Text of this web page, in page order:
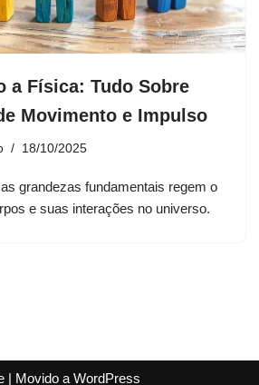
a Física: Tudo Sobre
Movimento e Impulso
18/10/2025
grandezas fundamentais regem o
e suas interações no universo.
| Movido aWordPress